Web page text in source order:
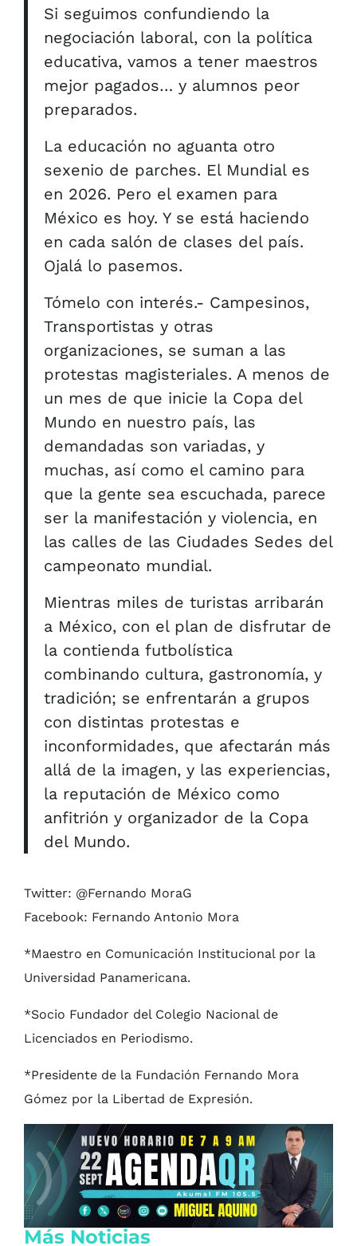
Si seguimos confundiendo la
negociación laboral, con la política
educativa, vamos a tener maestros
mejor pagados… y alumnos peor
preparados.
La educación no aguanta otro
sexenio de parches. El Mundial es
en 2026. Pero el examen para
México es hoy. Y se está haciendo
en cada salón de clases del país.
Ojalá lo pasemos.
Tómelo con interés.- Campesinos,
Transportistas y otras
organizaciones, se suman a las
protestas magisteriales. A menos de
un mes de que inicie la Copa del
Mundo en nuestro país, las
demandadas son variadas, y
muchas, así como el camino para
que la gente sea escuchada, parece
ser la manifestación y violencia, en
las calles de las Ciudades Sedes del
campeonato mundial.
Mientras miles de turistas arribarán
a México, con el plan de disfrutar de
la contienda futbolística
combinando cultura, gastronomía, y
tradición; se enfrentarán a grupos
con distintas protestas e
inconformidades, que afectarán más
allá de la imagen, y las experiencias,
la reputación de México como
anfitrión y organizador de la Copa
del Mundo.
Twitter: @Fernando MoraG
Facebook: Fernando Antonio Mora
*Maestro en Comunicación Institucional por la
Universidad Panamericana.
*Socio Fundador del Colegio Nacional de
Licenciados en Periodismo.
*Presidente de la Fundación Fernando Mora
Gómez por la Libertad de Expresión.
Más Noticias